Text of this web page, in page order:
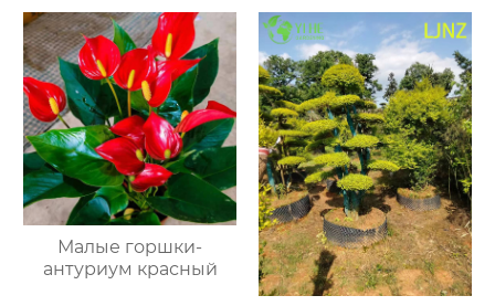
для офиса и дома
Малые горшки-
антуриум красный